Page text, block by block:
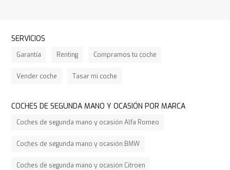
SERVICIOS
Garantía Renting Compramos tu coche
Vender coche Tasar mi coche
COCHES DE SEGUNDA MANO Y OCASIÓN POR MARCA
Coches de segunda mano y ocasión Alfa Romeo
Coches de segunda mano y ocasión BMW
Coches de segunda mano y ocasión Citroen